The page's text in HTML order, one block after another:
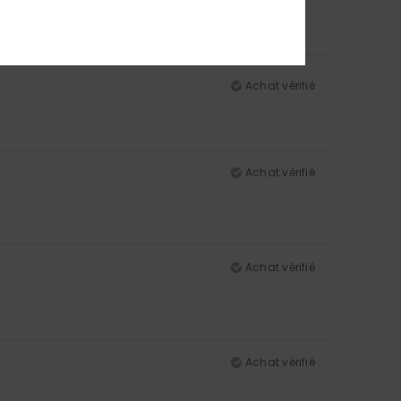
Achat vérifié
Achat vérifié
Achat vérifié
Achat vérifié